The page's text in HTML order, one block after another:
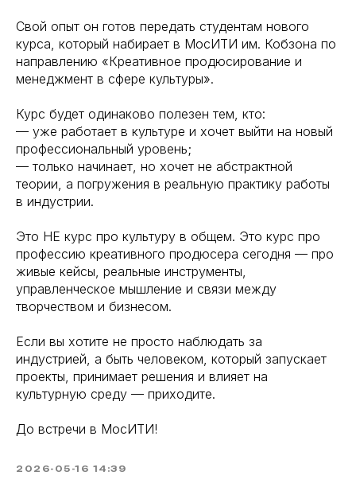
Свой опыт он готов передать студентам нового
курса, который набирает в МосИТИ им. Кобзона по
направлению «Креативное продюсирование и
менеджмент в сфере культуры».
Курс будет одинаково полезен тем, кто:
— уже работает в культуре и хочет выйти на новый
профессиональный уровень;
— только начинает, но хочет не абстрактной
теории, а погружения в реальную практику работы
в индустрии.
Это НЕ курс про культуру в общем. Это курс про
профессию креативного продюсера сегодня — про
живые кейсы, реальные инструменты,
управленческое мышление и связи между
творчеством и бизнесом.
Если вы хотите не просто наблюдать за
индустрией, а быть человеком, который запускает
проекты, принимает решения и влияет на
культурную среду — приходите.
До встречи в МосИТИ!
2026-05-16 14:39